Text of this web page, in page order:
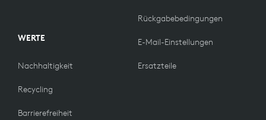
WERTE
Nachhaltigkeit
Recycling
Barrierefreiheit
Rückgabebedingungen
E-Mail-Einstellungen
Ersatzteile